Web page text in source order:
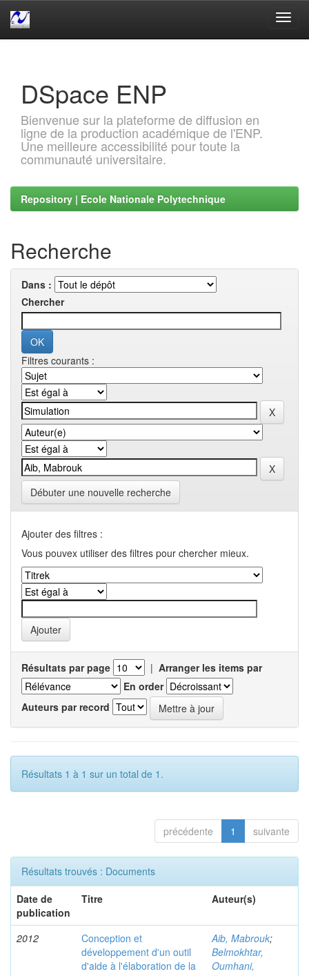
DSpace ENP
Bienvenue sur la plateforme de diffusion en
ligne de la production académique de l'ENP.
Une meilleure accessibilité pour toute la
communauté universitaire.
Repository | Ecole Nationale Polytechnique
Recherche
Dans :
Chercher
Filtres courants :
Débuter une nouvelle recherche
Ajouter des filtres :
Vous pouvex utiliser des filtres pour chercher mieux.
Résultats par page | Arranger les items par
En order
Auteurs par record
Résultats 1 à 1 sur un total de 1.
précédente 1 suivante
Résultats trouvés : Documents
Date de
publication
Titre Auteur(s)
2012
Conception et
développement d'un outil
d'aide à l'élaboration de la
Aib, Mabrouk;
Belmokhtar,
Oumhani,